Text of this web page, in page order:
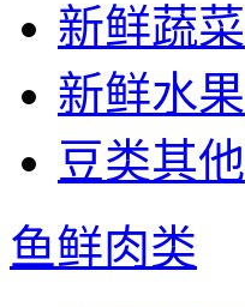
新鲜蔬菜
新鲜水果
豆类其他
鱼鲜肉类